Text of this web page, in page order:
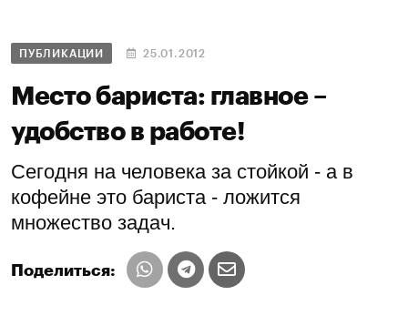
ПУБЛИКАЦИИ 25.01.2012
Место бариста: главное –
удобство в работе!
Сегодня на человека за стойкой - а в
кофейне это бариста - ложится
множество задач.
Поделиться: